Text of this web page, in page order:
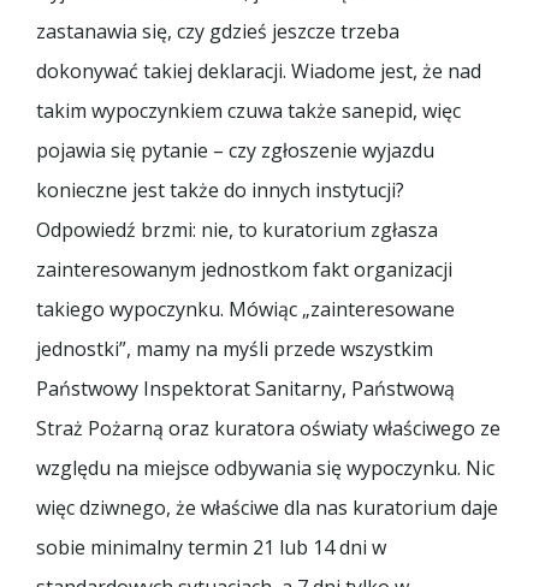
zastanawia się, czy gdzieś jeszcze trzeba
dokonywać takiej deklaracji. Wiadome jest, że nad
takim wypoczynkiem czuwa także sanepid, więc
pojawia się pytanie – czy zgłoszenie wyjazdu
konieczne jest także do innych instytucji?
Odpowiedź brzmi: nie, to kuratorium zgłasza
zainteresowanym jednostkom fakt organizacji
takiego wypoczynku. Mówiąc „zainteresowane
jednostki”, mamy na myśli przede wszystkim
Państwowy Inspektorat Sanitarny, Państwową
Straż Pożarną oraz kuratora oświaty właściwego ze
względu na miejsce odbywania się wypoczynku. Nic
więc dziwnego, że właściwe dla nas kuratorium daje
sobie minimalny termin 21 lub 14 dni w